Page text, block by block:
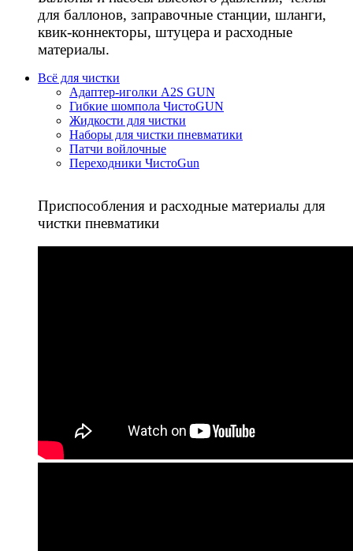
для баллонов, заправочные станции, шланги,
квик-коннекторы, штуцера и расходные
материалы.
Всё для чистки
Адаптер-иголки A2S GUN
Гибкие шомпола ЧистоGUN
Жидкости для чистки
Наборы для чистки пневматики
Патчи войлочные
Переходники ЧистоGun
Приспособления и расходные материалы для
чистки пневматики